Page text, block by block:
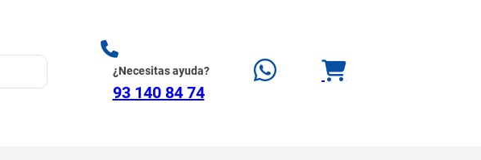
¿Necesitas ayuda?
93 140 84 74